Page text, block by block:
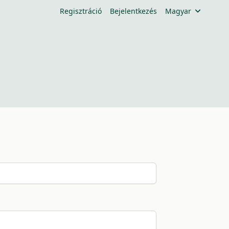
Regisztráció Bejelentkezés Magyar